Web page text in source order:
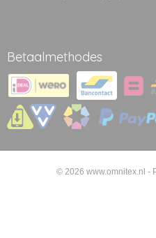
Betaalmethodes
© 2026 www.omnitex.nl -